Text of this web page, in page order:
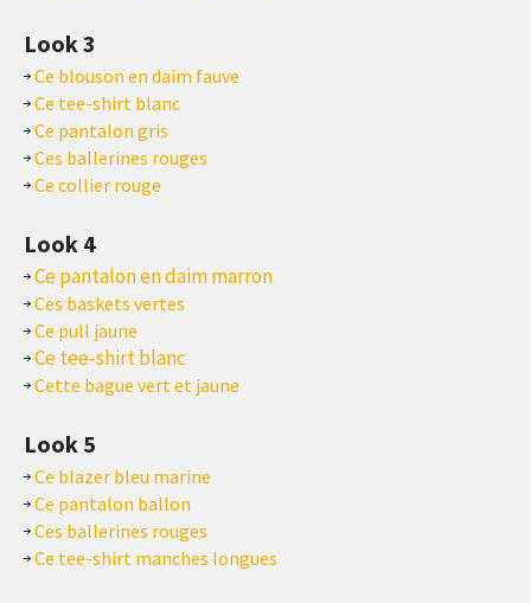
Look 3
Ce blouson en daim fauve
Ce tee-shirt blanc
Ce pantalon gris
Ces ballerines rouges
Ce collier rouge
Look 4
Ce pantalon en daim marron
Ces baskets vertes
Ce pull jaune
Ce tee-shirt blanc
Cette bague vert et jaune
Look 5
Ce blazer bleu marine
Ce pantalon ballon
Ces ballerines rouges
Ce tee-shirt manches longues